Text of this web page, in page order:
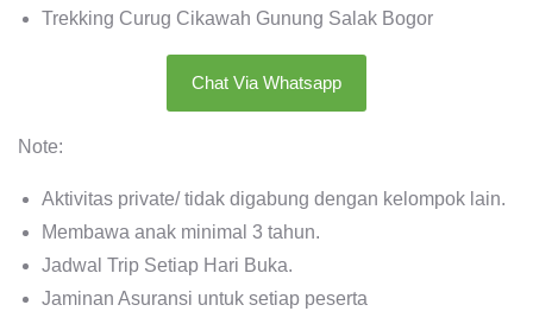
Trekking Curug Cikawah Gunung Salak Bogor
Chat Via Whatsapp
Note:
Aktivitas private/ tidak digabung dengan kelompok lain.
Membawa anak minimal 3 tahun.
Jadwal Trip Setiap Hari Buka.
Jaminan Asuransi untuk setiap peserta